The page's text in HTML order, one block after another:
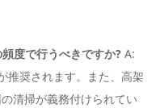
度で行うべきですか? A:
推奨されます。また、高架
清掃が義務付けられてい